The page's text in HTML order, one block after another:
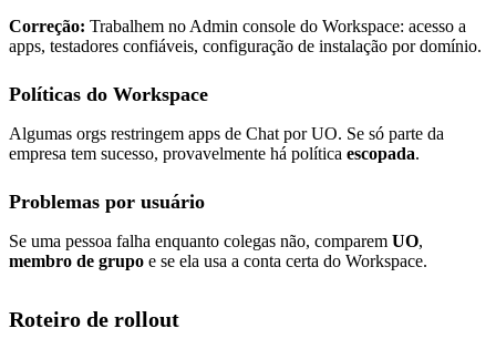
Correção: Trabalhem no Admin console do Workspace: acesso a
apps, testadores confiáveis, configuração de instalação por domínio.
Políticas do Workspace
Algumas orgs restringem apps de Chat por UO. Se só parte da
empresa tem sucesso, provavelmente há política escopada.
Problemas por usuário
Se uma pessoa falha enquanto colegas não, comparem UO,
membro de grupo e se ela usa a conta certa do Workspace.
Roteiro de rollout